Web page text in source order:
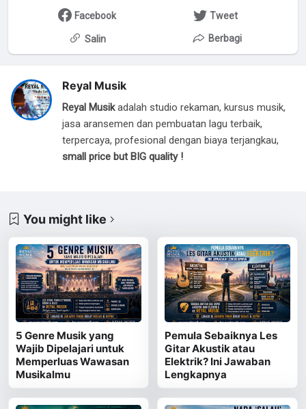
Facebook Tweet
Salin Berbagi
Reyal Musik
Reyal Musikadalah studio rekaman, kursus musik,
jasa aransemen dan pembuatan lagu terbaik,
terpercaya, profesional dengan biaya terjangkau,
small price but BIG quality !
You might like
5 Genre Musik yang
Wajib Dipelajari untuk
Memperluas Wawasan
Musikalmu
Pemula Sebaiknya Les
Gitar Akustik atau
Elektrik? Ini Jawaban
Lengkapnya